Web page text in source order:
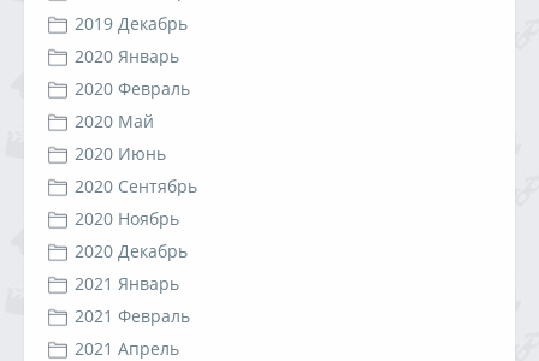
2019 Декабрь
2020 Январь
2020 Февраль
2020 Май
2020 Июнь
2020 Сентябрь
2020 Ноябрь
2020 Декабрь
2021 Январь
2021 Февраль
2021 Апрель